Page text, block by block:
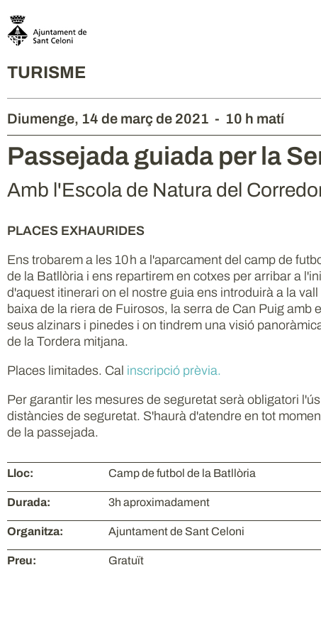
TURISME
Diumenge, 14 de març de 2021 - 10 h matí
Passejada guiada per la
Amb l'Escola de Natura del
PLACES EXHAURIDES
Ens trobarem a les 10 h a l'aparcament del camp de
de la Batllòria i ens repartirem en cotxes per arribar a
d'aquest itinerari on el nostre guia ens introduirà a la vall
baixa de la riera de Fuirosos, la serra de Can Puig amb
seus alzinars i pinedes i on tindrem una visió
de la Tordera mitjana.
Places limitades. Cal inscripció prèvia.
Per garantir les mesures de seguretat serà obligatori
distàncies de seguretat. S'haurà d'atendre en tot
de la passejada.
Lloc: Camp de futbol de la Batllòria
Durada: 3h aproximadament
Organitza: Ajuntament de Sant Celoni
Preu: Gratuït